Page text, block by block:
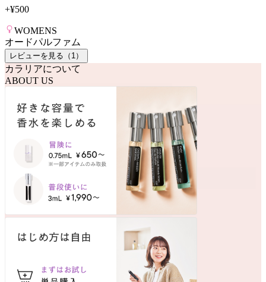
+¥500
WOMENS
オードパルファム
レビューを見る（ 1 ）
カラリアについて
ABOUT US